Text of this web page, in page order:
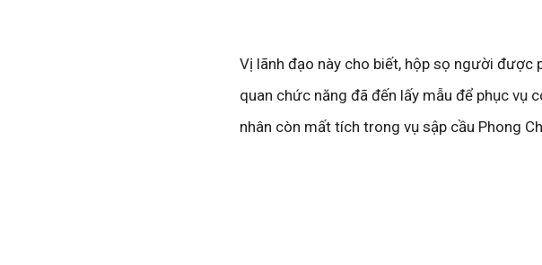
Vị lãnh đạo này cho biết, hộp sọ người được
quan chức năng đã đến lấy mẫu để phục vụ
nhân còn mất tích trong vụ sập cầu Phong